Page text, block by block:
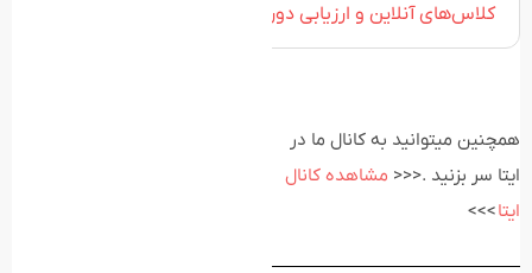
کلاس‌های آنلاین و ارزیابی دوره‌ای.
همچنین میتوانید به کانال ما در
ایتا سر بزنید .<<< مشاهده کانال
ایتا>>>